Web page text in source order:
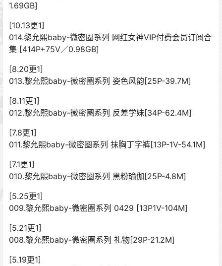
1.69GB]
[10.13更1]
014.黎允熙baby-微密圈系列 网红女神VIP付费会员订阅合
集 [414P+75V／0.98GB]
[8.20更1]
013.黎允熙baby-微密圈系列 姿色风韵[25P-39.7M]
[8.11更1]
012.黎允熙baby-微密圈系列 反差学妹[34P-62.4M]
[7.8更1]
011.黎允熙baby-微密圈系列 抹胸丁字裤[13P-1V-54.1M]
[7.1更1]
010.黎允熙baby-微密圈系列 黑粉瑜伽[25P-4.8M]
[5.25更1]
009.黎允熙baby-微密圈系列 0429 [13P1V-104M]
[5.21更1]
008.黎允熙baby-微密圈系列 礼物[29P-21.2M]
[5.19更1]